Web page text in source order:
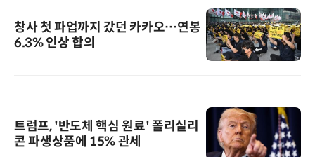
창사 첫 파업까지 갔던 카카오…연봉
6.3% 인상 합의
트럼프, '반도체 핵심 원료' 폴리실리
콘 파생상품에 15% 관세